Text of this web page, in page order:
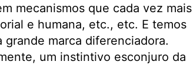
mecanismos que cada vez mais
e humana, etc., etc. E temos
grande marca diferenciadora.
um instintivo esconjuro da